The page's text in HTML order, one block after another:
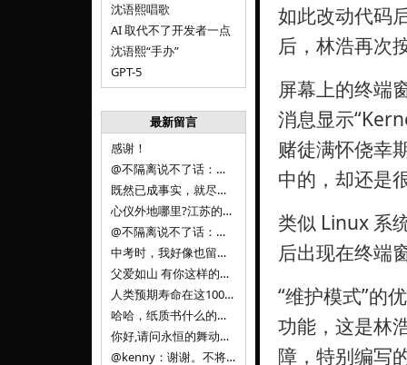
沈语熙唱歌
AI 取代不了开发者一点
沈语熙“手办”
GPT-5
最新留言
感谢！
@不隔离说不了话：浙江的
既然已成事实，就尽量接受了。 事情未能如愿已是不幸，没必要为此反复纠结来进行不必要的自我惩罚。 之前问过家里的小朋友是否想学编
心仪外地哪里?江苏的？顺其自然，全面发展才是。
@不隔离说不了话：确实，一晃三年。
中考时，我好像也留言过的，可乐好像和我们考得差不多。 一晃三年，我们江苏24年，物化生612分，女孩。 其实高考只是长跑的
父爱如山 有你这样的父亲做后盾，可乐未来的路一定会走得踏实又精彩
人类预期寿命在这100年，每2-3年增长一岁，到你们这一代大概率能到100岁，46岁还是正当年,可能不是八九点中的太阳了，但还是1
哈哈，纸质书什么的目前没有打算和计划，微信读书我不太熟悉，研究看看。目前，我只发在自己博客和起点上。关于小说内容方面，谢谢你的建议
你好,请问永恒的舞动什么时候可以出版纸质书,或者登陆微信读书.另外小说内容能不能更大气一些,不要只是局限于与一对男女的爱情和ai安
@kenny：谢谢。不将GIF显示为动图，主要是考虑到Effie本身的“极简、无干扰”的设计哲学，动图无疑是“干扰”之一。
如此改动代码
后，林浩再次
屏幕上的终端
消息显示
赌徒满怀侥幸
中的，却还是
类似 Linux 系
后出现在终端
“维护模式”的
功能，这是林
障，特别编写